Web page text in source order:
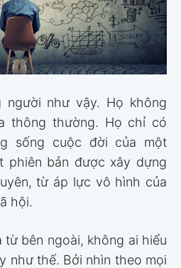
người như vậy. Họ không
thông thường. Họ chỉ có
sống cuộc đời của một
phiên bản được xây dựng
từ áp lực vô hình của
hội.
bên ngoài, không ai hiểu
như thế. Bởi nhìn theo mọi